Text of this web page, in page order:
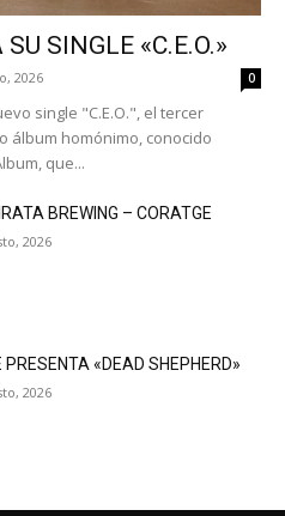
SINGLE «C.E.O.»
2026 0
single "C.E.O.", el tercer
álbum homónimo, conocido
que...
BREWING – CORATGE
2026
PRESENTA «DEAD SHEPHERD»
2026